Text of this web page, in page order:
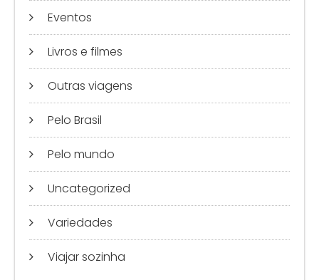
Eventos
Livros e filmes
Outras viagens
Pelo Brasil
Pelo mundo
Uncategorized
Variedades
Viajar sozinha